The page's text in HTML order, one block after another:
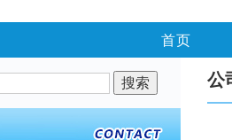
首页
公